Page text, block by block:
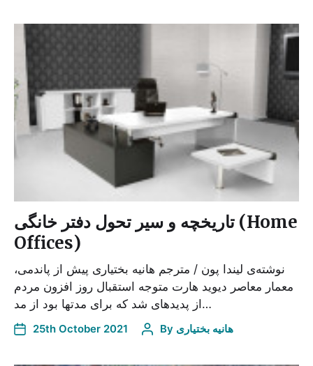
تاریخچه و سیر تحول دفتر خانگی (Home
Offices)
نوشته­‌ی لیندا پون / مترجم هانیه بختیاری پیش از پاندمی،
معمار معاصر دیوید هارت متوجه استقبال روز افزون مردم
از پدیده­ای شد که برای مدتها بود از مد…
25th October 2021 By هانیه بختیاری